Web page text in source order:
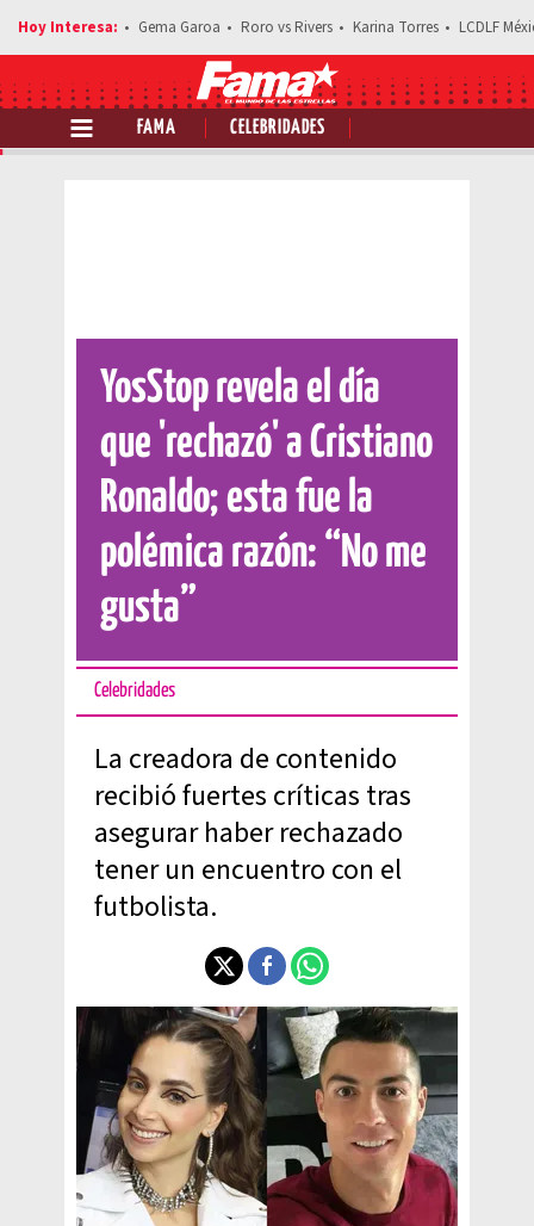
Gema Garoa Roro vs Rivers Karina Torres LCDLF
FAMA CELEBRIDADES
Comparte esta noticia
YosStop revela el día
que 'rechazó' a Cristiano
Ronaldo; esta fue la
polémica razón: “No me
gusta”
Celebridades
La creadora de contenido
recibió fuertes críticas tras
asegurar haber rechazado
tener un encuentro con el
futbolista.